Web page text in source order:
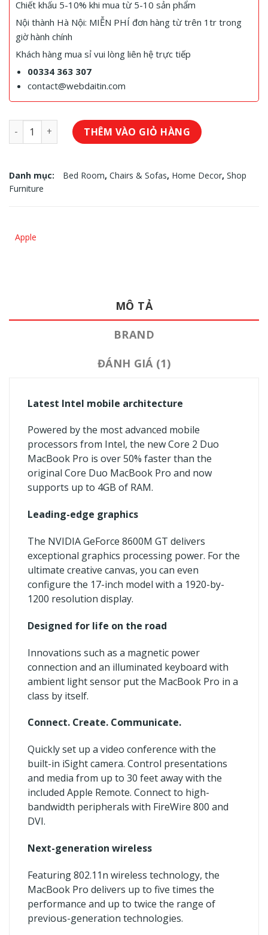
Chiết khấu 5-10% khi mua từ 5-10 sản phẩm
Nội thành Hà Nội: MIỄN PHÍ đơn hàng từ trên 1tr trong
giờ hành chính
Khách hàng mua sỉ vui lòng liên hệ trực tiếp
00334 363 307
contact@webdaitin.com
Ghế sofa đơn số lượngTHÊM VÀO GIỎ HÀNG
Danh mục: Bed Room, Chairs & Sofas, Home Decor, Shop
Furniture
Apple
MÔ TẢ
BRAND
ĐÁNH GIÁ (1)
Latest Intel mobile architecture
Powered by the most advanced mobile
processors from Intel, the new Core 2 Duo
MacBook Pro is over 50% faster than the
original Core Duo MacBook Pro and now
supports up to 4GB of RAM.
Leading-edge graphics
The NVIDIA GeForce 8600M GT delivers
exceptional graphics processing power. For the
ultimate creative canvas, you can even
configure the 17-inch model with a 1920-by-
1200 resolution display.
Designed for life on the road
Innovations such as a magnetic power
connection and an illuminated keyboard with
ambient light sensor put the MacBook Pro in a
class by itself.
Connect. Create. Communicate.
Quickly set up a video conference with the
built-in iSight camera. Control presentations
and media from up to 30 feet away with the
included Apple Remote. Connect to high-
bandwidth peripherals with FireWire 800 and
DVI.
Next-generation wireless
Featuring 802.11n wireless technology, the
MacBook Pro delivers up to five times the
performance and up to twice the range of
previous-generation technologies.